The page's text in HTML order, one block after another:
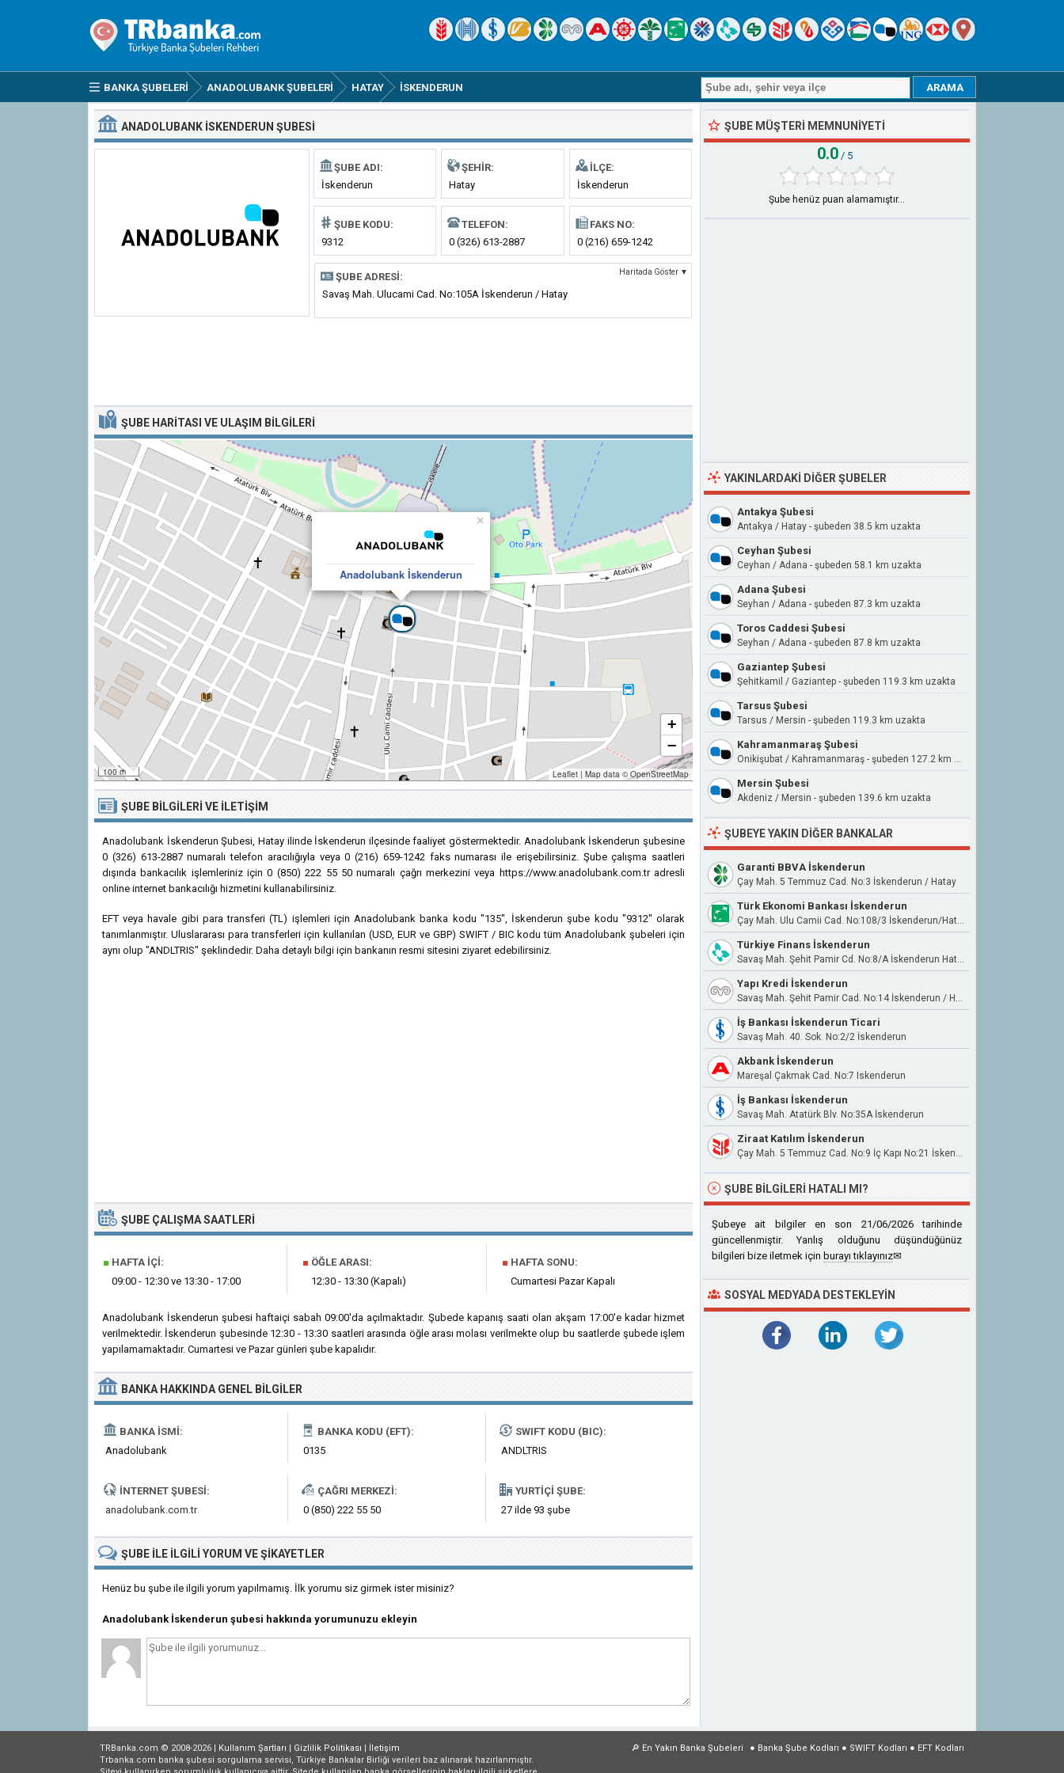
BANKA ŞUBELERI ANADOLUBANK ŞUBELERI HATAY İSKENDERUN
ANADOLUBANK İSKENDERUN ŞUBESI
ŞUBE ADI:
İskenderun
ŞEHIR:
Hatay
İLÇE:
İskenderun
ŞUBE KODU:
9312
TELEFON:
0 (326) 613-2887
FAKS NO:
0 (216) 659-1242
ŞUBE ADRESI: Haritada Göster ▼
Savaş Mah. Ulucami Cad. No:105A İskenderun / Hatay
ŞUBE HARITASI VE ULAŞIM BILGILERI
Anadolubank İskenderun
×
100 m
+
−
Leaflet | Map data ©OpenStreetMap
ŞUBE BILGILERI VE İLETIŞIM
Anadolubank İskenderun Şubesi, Hatay ilinde İskenderun ilçesinde faaliyet göstermektedir. Anadolubank İskenderun şubesine
0 (326) 613-2887 numaralı telefon aracılığıyla veya 0 (216) 659-1242 faks numarası ile erişebilirsiniz. Şube çalışma saatleri
dışında bankacılık işlemleriniz için 0 (850) 222 55 50 numaralı çağrı merkezini veya https://www.anadolubank.com.tr adresli
online internet bankacılığı hizmetini kullanabilirsiniz.
EFT veya havale gibi para transferi (TL) işlemleri için Anadolubank banka kodu "135", İskenderun şube kodu "9312" olarak
tanımlanmıştır. Uluslararası para transferleri için kullanılan (USD, EUR ve GBP) SWIFT / BIC kodu tüm Anadolubank şubeleri için
aynı olup "ANDLTRIS" şeklindedir. Daha detaylı bilgi için bankanın resmi sitesini ziyaret edebilirsiniz.
ŞUBE ÇALIŞMA SAATLERI
■ HAFTA İÇI:
09:00 - 12:30 ve 13:30 - 17:00
■ ÖĞLE ARASI:
12:30 - 13:30 (Kapalı)
■ HAFTA SONU:
Cumartesi Pazar Kapalı
Anadolubank İskenderun şubesi haftaiçi sabah 09:00'da açılmaktadır. Şubede kapanış saati olan akşam 17:00'e kadar hizmet
verilmektedir. İskenderun şubesinde 12:30 - 13:30 saatleri arasında öğle arası molası verilmekte olup bu saatlerde şubede işlem
yapılamamaktadır. Cumartesi ve Pazar günleri şube kapalıdır.
BANKA HAKKINDA GENEL BILGILER
BANKA İSMI:
Anadolubank
BANKA KODU (EFT):
0135
SWIFT KODU (BIC):
ANDLTRIS
İNTERNET ŞUBESI:
anadolubank.com.tr
ÇAĞRI MERKEZI:
0 (850) 222 55 50
YURTIÇI ŞUBE:
27 ilde 93 şube
ŞUBE ILE İLGILIYORUM VE ŞIKAYETLER
Henüz bu şube ile ilgili yorum yapılmamış. İlk yorumu siz girmek ister misiniz?
Anadolubank İskenderun şubesi hakkında yorumunuzu ekleyin
ŞUBE MÜŞTERI MEMNUNIYETI
0.0 / 5
Şube henüz puan alamamıştır...
YAKINLARDAKI DIĞER ŞUBELER
Antakya Şubesi
Antakya / Hatay - şubeden 38.5 km uzakta
Ceyhan Şubesi
Ceyhan / Adana - şubeden 58.1 km uzakta
Adana Şubesi
Seyhan / Adana - şubeden 87.3 km uzakta
Toros Caddesi Şubesi
Seyhan / Adana - şubeden 87.8 km uzakta
Gaziantep Şubesi
Şehitkamil / Gaziantep - şubeden 119.3 km uzakta
Tarsus Şubesi
Tarsus / Mersin - şubeden 119.3 km uzakta
Kahramanmaraş Şubesi
Onikişubat / Kahramanmaraş - şubeden 127.2 km uzakta
Mersin Şubesi
Akdeniz / Mersin - şubeden 139.6 km uzakta
ŞUBEYE YAKIN DIĞER BANKALAR
Garanti BBVA İskenderun
Çay Mah. 5 Temmuz Cad. No:3 İskenderun / Hatay
Türk Ekonomi Bankası İskenderun
Çay Mah. Ulu Camii Cad. No:108/3 İskenderun/Hatay
Türkiye Finans İskenderun
Savaş Mah. Şehit Pamir Cd. No:8/A İskenderun Hatay
Yapı Kredi İskenderun
Savaş Mah. Şehit Pamir Cad. No:14 İskenderun / Hatay
İş Bankası İskenderun Ticari
Savaş Mah. 40. Sok. No:2/2 İskenderun
Akbank İskenderun
Mareşal Çakmak Cad. No:7 Iskenderun
İş Bankası İskenderun
Savaş Mah. Atatürk Blv. No:35A İskenderun
Ziraat Katılım İskenderun
Çay Mah. 5 Temmuz Cad. No:9 İç Kapı No:21 İskenderun / Hatay
ŞUBE BILGILERI HATALI MI?
Şubeye ait bilgiler en son 21/06/2026 tarihinde
güncellenmiştir. Yanlış olduğunu düşündüğünüz
bilgileri bize iletmek için burayı tıklayınız✉
SOSYAL MEDYADA DESTEKLEYIN
● Banka Şube Kodları ● SWIFT Kodları ● EFT Kodları
🔎 En Yakın Banka Şubeleri
TRBanka.com © 2008-2026 | Kullanım Şartları | Gizlilik Politikası | İletişim
Trbanka.com banka şubesi sorgulama servisi, Türkiye Bankalar Birliği verileri baz alınarak hazırlanmıştır.